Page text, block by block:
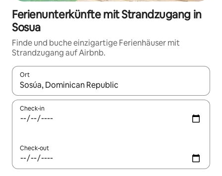
Ferienunterkünfte mit Strandzugang in
Sosua
Finde und buche einzigartige Ferienhäuser mit
Strandzugang auf Airbnb.
Ort
Wenn Ergebnisse verfügbar sind, navigiere mit den
Check-in
Check-out